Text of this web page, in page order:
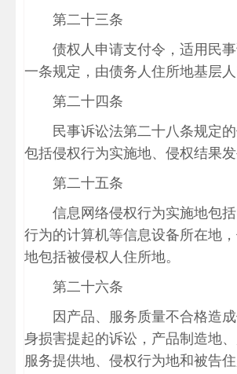
第二十三条
债权人申请支付令，适用民
一条规定，由债务人住所地基层人
第二十四条
民事诉讼法第二十八条规定
包括侵权行为实施地、侵权结果发
第二十五条
信息网络侵权行为实施地包
行为的计算机等信息设备所在地
地包括被侵权人住所地。
第二十六条
因产品、服务质量不合格造
身损害提起的诉讼，产品制造地、
服务提供地、侵权行为地和被告